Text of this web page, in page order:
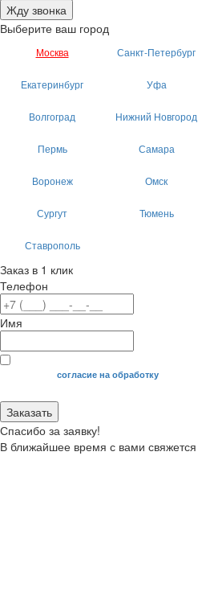
Жду звонка
Выберите ваш город
Москва Санкт-Петербург
Екатеринбург Уфа
Волгоград Нижний Новгород
Пермь Самара
Воронеж Омск
Сургут Тюмень
Ставрополь
Заказ в 1 клик
Телефон
Имя
Я даю своесогласие на обработку
Заказать
Спасибо за заявку!
В ближайшее время с вами